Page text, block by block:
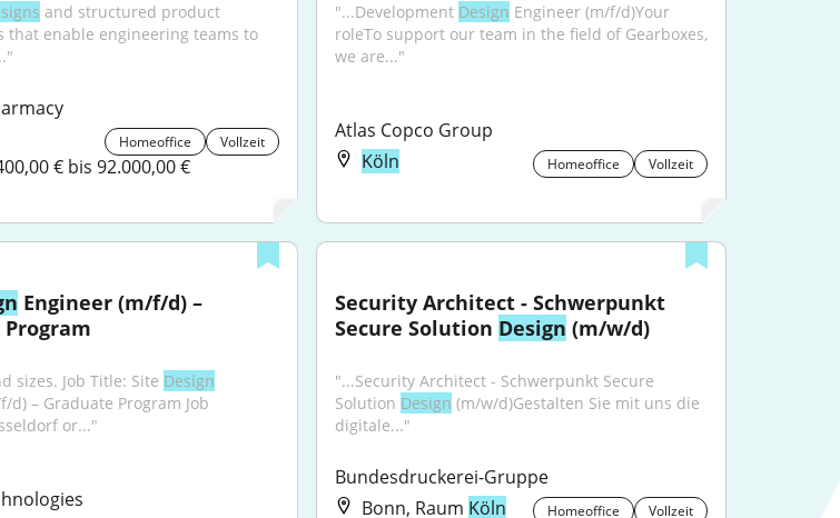
and structured product
that enable engineering teams to
Homeoffice Vollzeit
€ bis 92.000,00 €
"...Development Design Engineer (m/f/d)Your
roleTo support our team in the field of Gearboxes,
we are..."
Atlas Copco Group
Köln
Homeoffice Vollzeit
Engineer (m/f/d) –
sizes. Job Title: Site Design
d) – Graduate Program Job
or..."
Security Architect - Schwerpunkt
Secure Solution Design (m/w/d)
"...Security Architect - Schwerpunkt Secure
Solution Design (m/w/d)Gestalten Sie mit uns die
digitale..."
Bundesdruckerei-Gruppe
Bonn, Raum Köln Homeoffice Vollzeit